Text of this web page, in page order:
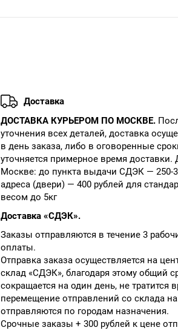
Доставка
ДОСТАВКА КУРЬЕРОМ ПО МОСКВЕ.
уточнения всех деталей, доставка
в день заказа, либо в оговоренные
уточняется примерное время доставки.
Москве: до пункта выдачи СДЭК — 250-
адреса (двери) — 400 рублей для
весом до 5кг
Доставка «СДЭК».
Заказы отправляются в течение 3
оплаты.
Отправка заказа осуществляется на
склад «СДЭК», благодаря этому общий
сокращается на один день, не тратится
перемещение отправлений со склада на
отправляются по городам назначения.
Срочные заказы + 300 рублей к цене